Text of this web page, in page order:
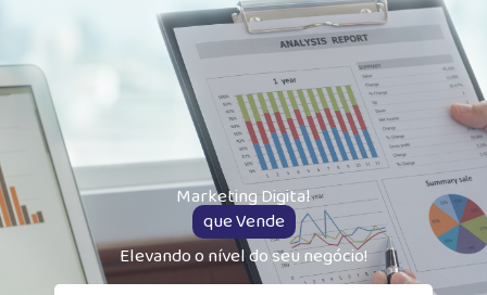
Marketing Digital
que Vende
Elevando o nível do seu negócio!